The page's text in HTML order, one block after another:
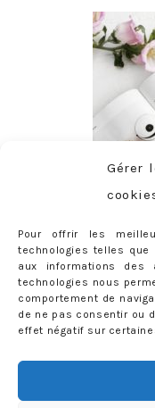
Gérer
Pour offrir les
technologies telles
aux informations
technologies nous
comportement de
de ne pas consentir ou
effet négatif sur
Adresse